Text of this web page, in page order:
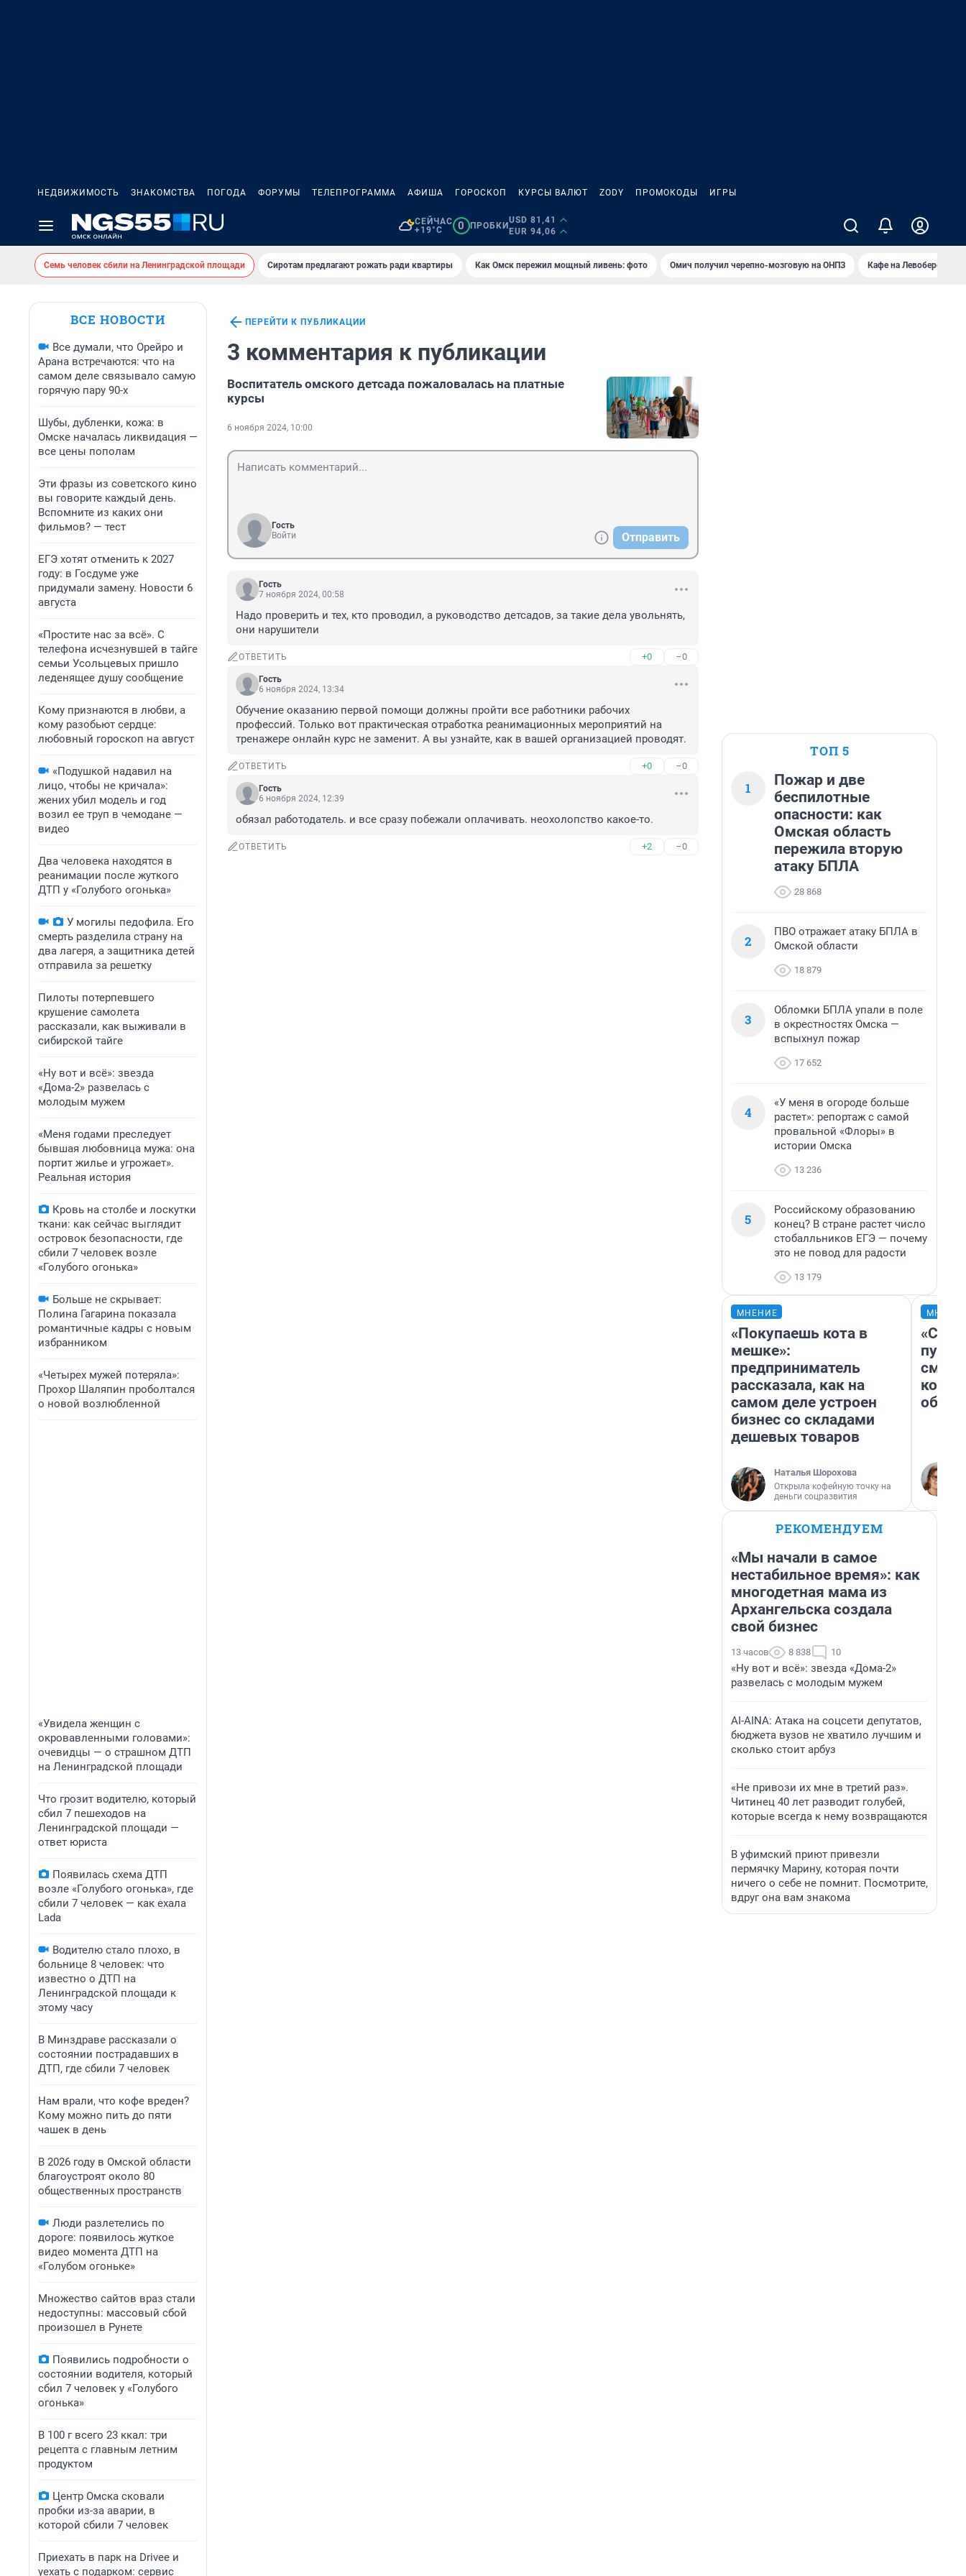
НЕДВИЖИМОСТЬ ЗНАКОМСТВА ПОГОДА ФОРУМЫ ТЕЛЕПРОГРАММА АФИША ГОРОСКОП КУРСЫ ВАЛЮТ ZODY ПРОМОКОДЫ ИГРЫ
СЕЙЧАС
+19°C
0 ПРОБКИ
USD 81,41
EUR 94,06
Семь человек сбили на Ленинградской площади Сиротам предлагают рожать ради квартиры Как Омск пережил мощный ливень: фото Омич получил черепно-мозговую на ОНПЗ Кафе на Левобережье
ВСЕ НОВОСТИ
Все думали, что Орейро и
Арана встречаются: что на
самом деле связывало самую
горячую пару 90-х
Шубы, дубленки, кожа: в
Омске началась ликвидация —
все цены пополам
Эти фразы из советского кино
вы говорите каждый день.
Вспомните из каких они
фильмов? — тест
ЕГЭ хотят отменить к 2027
году: в Госдуме уже
придумали замену. Новости 6
августа
«Простите нас за всё». С
телефона исчезнувшей в тайге
семьи Усольцевых пришло
леденящее душу сообщение
Кому признаются в любви, а
кому разобьют сердце:
любовный гороскоп на август
«Подушкой надавил на
лицо, чтобы не кричала»:
жених убил модель и год
возил ее труп в чемодане —
видео
Два человека находятся в
реанимации после жуткого
ДТП у «Голубого огонька»
У могилы педофила. Его
смерть разделила страну на
два лагеря, а защитника детей
отправила за решетку
Пилоты потерпевшего
крушение самолета
рассказали, как выживали в
сибирской тайге
«Ну вот и всё»: звезда
«Дома-2» развелась с
молодым мужем
«Меня годами преследует
бывшая любовница мужа: она
портит жилье и угрожает».
Реальная история
Кровь на столбе и лоскутки
ткани: как сейчас выглядит
островок безопасности, где
сбили 7 человек возле
«Голубого огонька»
Больше не скрывает:
Полина Гагарина показала
романтичные кадры с новым
избранником
«Четырех мужей потеряла»:
Прохор Шаляпин проболтался
о новой возлюбленной
«Увидела женщин с
окровавленными головами»:
очевидцы — о страшном ДТП
на Ленинградской площади
Что грозит водителю, который
сбил 7 пешеходов на
Ленинградской площади —
ответ юриста
Появилась схема ДТП
возле «Голубого огонька», где
сбили 7 человек — как ехала
Lada
Водителю стало плохо, в
больнице 8 человек: что
известно о ДТП на
Ленинградской площади к
этому часу
В Минздраве рассказали о
состоянии пострадавших в
ДТП, где сбили 7 человек
Нам врали, что кофе вреден?
Кому можно пить до пяти
чашек в день
В 2026 году в Омской области
благоустроят около 80
общественных пространств
Люди разлетелись по
дороге: появилось жуткое
видео момента ДТП на
«Голубом огоньке»
Множество сайтов враз стали
недоступны: массовый сбой
произошел в Рунете
Появились подробности о
состоянии водителя, который
сбил 7 человек у «Голубого
огонька»
В 100 г всего 23 ккал: три
рецепта с главным летним
продуктом
Центр Омска сковали
пробки из-за аварии, в
которой сбили 7 человек
Приехать в парк на Drivee и
уехать с подарком: сервис
ПЕРЕЙТИ К ПУБЛИКАЦИИ
3 комментария к публикации
Воспитатель омского детсада пожаловалась на платные
курсы
6 ноября 2024, 10:00
Гость
Войти
Отправить
Гость
7 ноября 2024, 00:58
Надо проверить и тех, кто проводил, а руководство детсадов, за такие дела увольнять,
они нарушители
ОТВЕТИТЬ +0 –0
Гость
6 ноября 2024, 13:34
Обучение оказанию первой помощи должны пройти все работники рабочих
профессий. Только вот практическая отработка реанимационных мероприятий на
тренажере онлайн курс не заменит. А вы узнайте, как в вашей организацией проводят.
ОТВЕТИТЬ +0 –0
Гость
6 ноября 2024, 12:39
обязал работодатель. и все сразу побежали оплачивать. неохолопство какое-то.
ОТВЕТИТЬ +2 –0
ТОП 5
1
Пожар и две
беспилотные
опасности: как
Омская область
пережила вторую
атаку БПЛА
28 868
2
ПВО отражает атаку БПЛА в
Омской области
18 879
3
Обломки БПЛА упали в поле
в окрестностях Омска —
вспыхнул пожар
17 652
4
«У меня в огороде больше
растет»: репортаж с самой
провальной «Флоры» в
истории Омска
13 236
5
Российскому образованию
конец? В стране растет число
стобалльников ЕГЭ — почему
это не повод для радости
13 179
МНЕНИЕ
«Покупаешь кота в
мешке»:
предприниматель
рассказала, как на
самом деле устроен
бизнес со складами
дешевых товаров
Наталья Шорохова
Открыла кофейную точку на
деньги соцразвития
РЕКОМЕНДУЕМ
«Мы начали в самое
нестабильное время»: как
многодетная мама из
Архангельска создала
свой бизнес
13 часов 8 838 10
«Ну вот и всё»: звезда «Дома-2»
развелась с молодым мужем
AI-AINA: Атака на соцсети депутатов,
бюджета вузов не хватило лучшим и
сколько стоит арбуз
«Не привози их мне в третий раз».
Читинец 40 лет разводит голубей,
которые всегда к нему возвращаются
В уфимский приют привезли
пермячку Марину, которая почти
ничего о себе не помнит. Посмотрите,
вдруг она вам знакома